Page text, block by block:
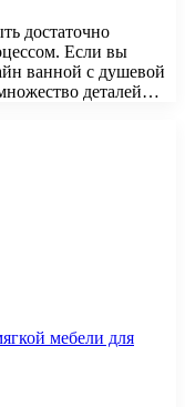
достаточно
Если вы
ванной с душевой
деталей…
мебели для